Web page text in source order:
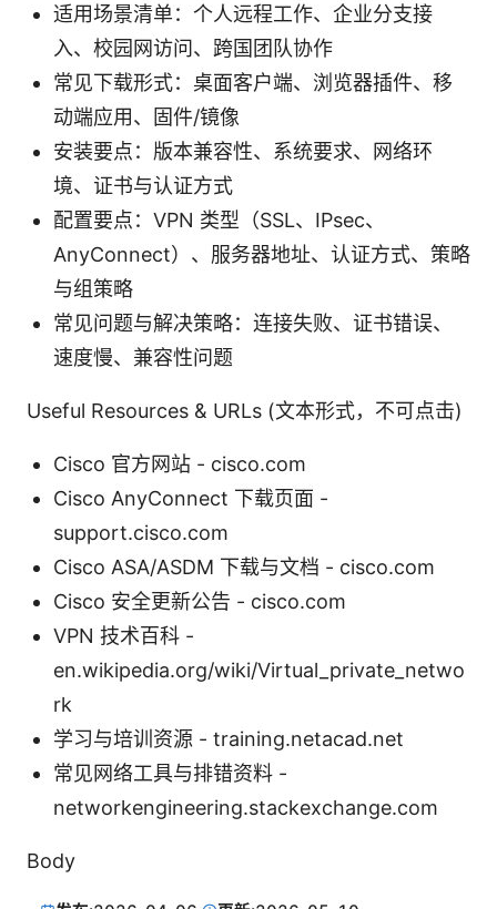
适用场景清单：个人远程工作、企业分支接
入、校园网访问、跨国团队协作
常见下载形式：桌面客户端、浏览器插件、移
动端应用、固件/镜像
安装要点：版本兼容性、系统要求、网络环
境、证书与认证方式
配置要点：VPN 类型（SSL、IPsec、
AnyConnect）、服务器地址、认证方式、策略
与组策略
常见问题与解决策略：连接失败、证书错误、
速度慢、兼容性问题
Useful Resources & URLs (文本形式，不可点击)
Cisco 官方网站 - cisco.com
Cisco AnyConnect 下载页面 -
support.cisco.com
Cisco ASA/ASDM 下载与文档 - cisco.com
Cisco 安全更新公告 - cisco.com
VPN 技术百科 -
en.wikipedia.org/wiki/Virtual_private_netwo
rk
学习与培训资源 - training.netacad.net
常见网络工具与排错资料 -
networkengineering.stackexchange.com
Body